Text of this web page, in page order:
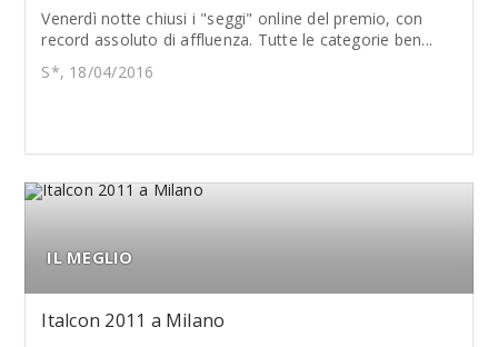
Venerdì notte chiusi i "seggi" online del premio, con
record assoluto di affluenza. Tutte le categorie ben...
S*, 18/04/2016
IL MEGLIO
Italcon 2011 a Milano